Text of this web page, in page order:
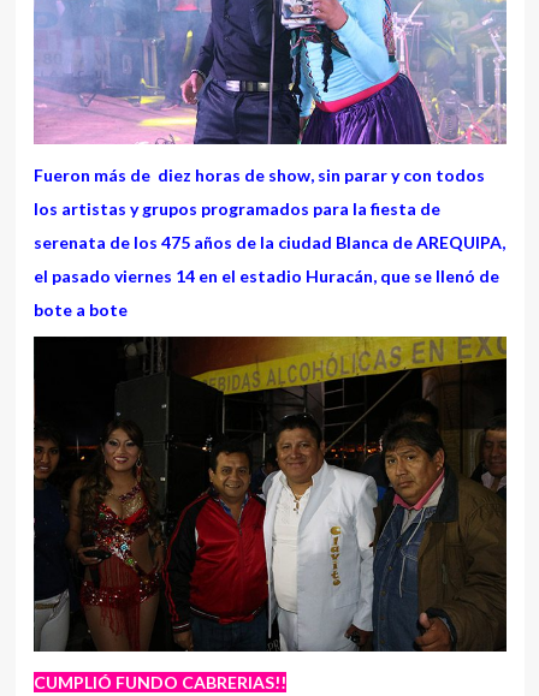
Fueron más de diez horas de show, sin parar y con todos
los artistas y grupos programados para la fiesta de
serenata de los 475 años de la ciudad Blanca de AREQUIPA,
el pasado viernes 14 en el estadio Huracán, que se llenó de
bote a bote
CUMPLIÓ FUNDO CABRERIAS!!